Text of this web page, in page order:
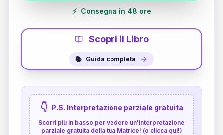
⚡ Consegna in 48 ore
Scopri il Libro
📚 Guida completa
👇 P.S. Interpretazione parziale gratuita
Scorri più in basso per vedere un'interpretazione
parziale gratuita della tua Matrice! (o clicca qui!)